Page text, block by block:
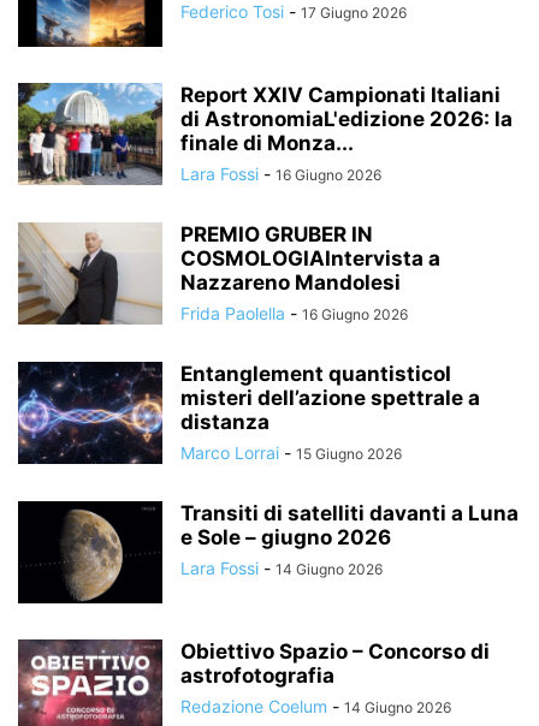
Federico Tosi - 17 Giugno 2026
Report XXIV Campionati Italiani
di AstronomiaL'edizione 2026: la
finale di Monza...
Lara Fossi - 16 Giugno 2026
PREMIO GRUBER IN
COSMOLOGIAIntervista a
Nazzareno Mandolesi
Frida Paolella - 16 Giugno 2026
Entanglement quantisticoI
misteri dell’azione spettrale a
distanza
Marco Lorrai - 15 Giugno 2026
Transiti di satelliti davanti a Luna
e Sole – giugno 2026
Lara Fossi - 14 Giugno 2026
Obiettivo Spazio – Concorso di
astrofotografia
Redazione Coelum - 14 Giugno 2026